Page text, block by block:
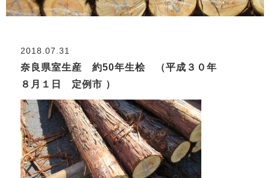
2018.07.31
奈良県室生産 約50年生桧 （平成３０年
８月１日 定例市 ）